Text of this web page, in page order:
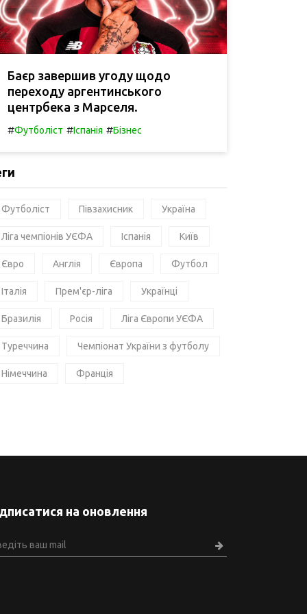
Баєр завершив угоду щодо
переходу аргентинського
центрбека з Марселя.
#Футболіст #Іспанія #Бізнес
Футболіст Півзахисник Україна
Ліга чемпіонів УЄФА Іспанія Київ
Євро Англія Європа Футбол
Італія Прем'єр-ліга Українці
Бразилія Росія Ліга Європи УЄФА
Туреччина Чемпіонат України з футболу
Німеччина Франція
на оновлення